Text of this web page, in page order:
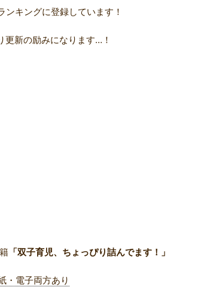
ンキングに登録しています！
新の励みになります…！
「双子育児、ちょっぴり詰んでます！」
・電子両方あり